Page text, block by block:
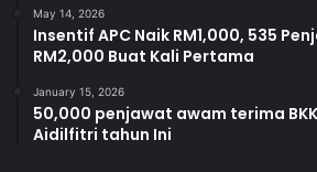
May 14, 2026
Insentif APC Naik RM1,000, 535
RM2,000 Buat Kali Pertama
January 15, 2026
50,000 penjawat awam terima
Aidilfitri tahun Ini